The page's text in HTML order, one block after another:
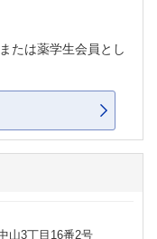
たは薬学生会員とし
山3丁目16番2号